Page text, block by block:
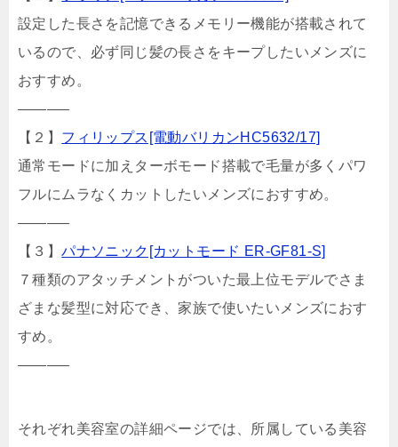
設定した長さを記憶できるメモリー機能が搭載されて
いるので、必ず同じ髪の長さをキープしたいメンズに
おすすめ。
———–
【２】 フィリップス[電動バリカンHC5632/17]
通常モードに加えターボモード搭載で毛量が多くパワ
フルにムラなくカットしたいメンズにおすすめ。
———–
【３】パナソニック[カットモード ER-GF81-S]
７種類のアタッチメントがついた最上位モデルでさま
ざまな髪型に対応でき、家族で使いたいメンズにおす
すめ。
———–
それぞれ美容室の詳細ページでは、所属している美容